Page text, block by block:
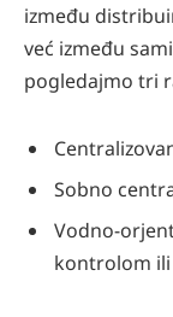
između
već između
pogledajmo tri
Sobno
Vodno-
kontrolom